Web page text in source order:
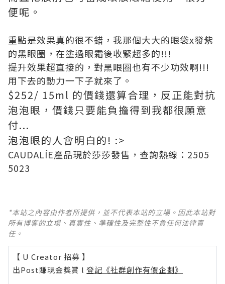
便呢。
重點是效果真的很不錯，我那個大大的眼袋x發紫
的黑眼圈，在塗過眼霜後收緊超多的!!!
提升效果超直接的，對黑眼圈也有不少功效啊!!!
用下去的動力一下子就來了。
$252/ 15ml 的價錢還算合理，反正能對抗
泡泡眼，價錢只要能負擔得到我都很願意
付...
泡泡眼的人會明白的! :>
CAUDALÍE產品現於莎莎發售，查詢熱線：2505
5023
*本站之內容由作者所提供，並不代表本站的立場。因此本站對
所有博客的立場、真實性、準確性及完整性不負任何法律責
任。
【 U Creator 招募 】
出Post賺現金獎賞 l 登記《社群創作有價企劃》